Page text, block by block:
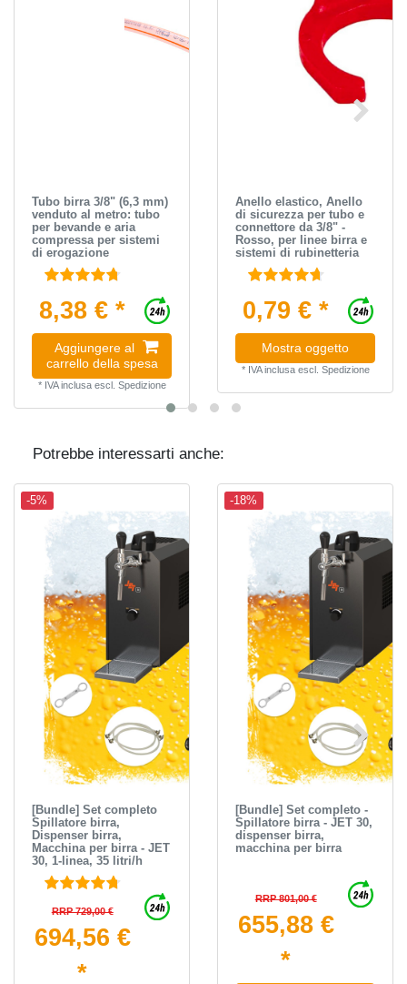
Tubo birra 3/8" (6,3 mm)
venduto al metro: tubo
per bevande e aria
compressa per sistemi
di erogazione
8,38 € *
Aggiungere al
carrello della spesa
* IVA inclusaescl. Spedizione
Anello elastico, Anello
di sicurezza per tubo e
connettore da 3/8" -
Rosso, per linee birra e
sistemi di rubinetteria
0,79 € *
Mostra oggetto
* IVA inclusaescl. Spedizione
Potrebbe interessarti anche:
-5%
[Bundle] Set completo
Spillatore birra,
Dispenser birra,
Macchina per birra - JET
30, 1-linea, 35 litri/h
RRP 729,00 €
694,56 €
*
-18%
[Bundle] Set completo -
Spillatore birra - JET 30,
dispenser birra,
macchina per birra
RRP 801,00 €
655,88 €
*